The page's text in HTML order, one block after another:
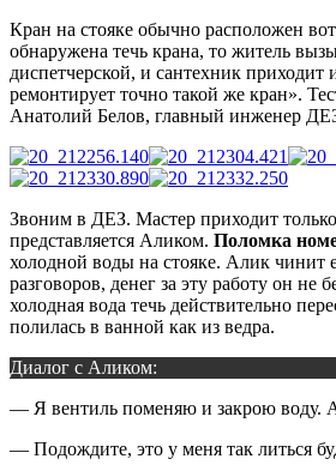
Кран на стояке обычно расположен
обнаружена течь крана, то житель
диспетчерской, и сантехник приходит
ремонтирует точно такой же кран».
Анатолий Белов, главный инженер
Звоним в ДЕЗ. Мастер приходит только
представляется Аликом. Поломка
холодной воды на стояке. Алик чинит
разговоров, денег за эту работу он не
холодная вода течь действительно
полилась в ванной как из ведра.
Диалог с Аликом:
— Я вентиль поменяю и закрою воду.
— Подождите, это у меня так литься